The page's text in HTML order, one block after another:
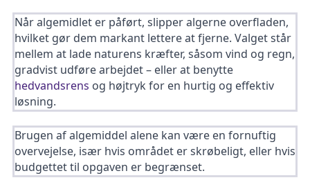
Når algemidlet er påført, slipper algerne overfladen,
hvilket gør dem markant lettere at fjerne. Valget står
mellem at lade naturens kræfter, såsom vind og regn,
gradvist udføre arbejdet – eller at benytte
hedvandsrens og højtryk for en hurtig og effektiv
løsning.
Brugen af algemiddel alene kan være en fornuftig
overvejelse, især hvis området er skrøbeligt, eller hvis
budgettet til opgaven er begrænset.